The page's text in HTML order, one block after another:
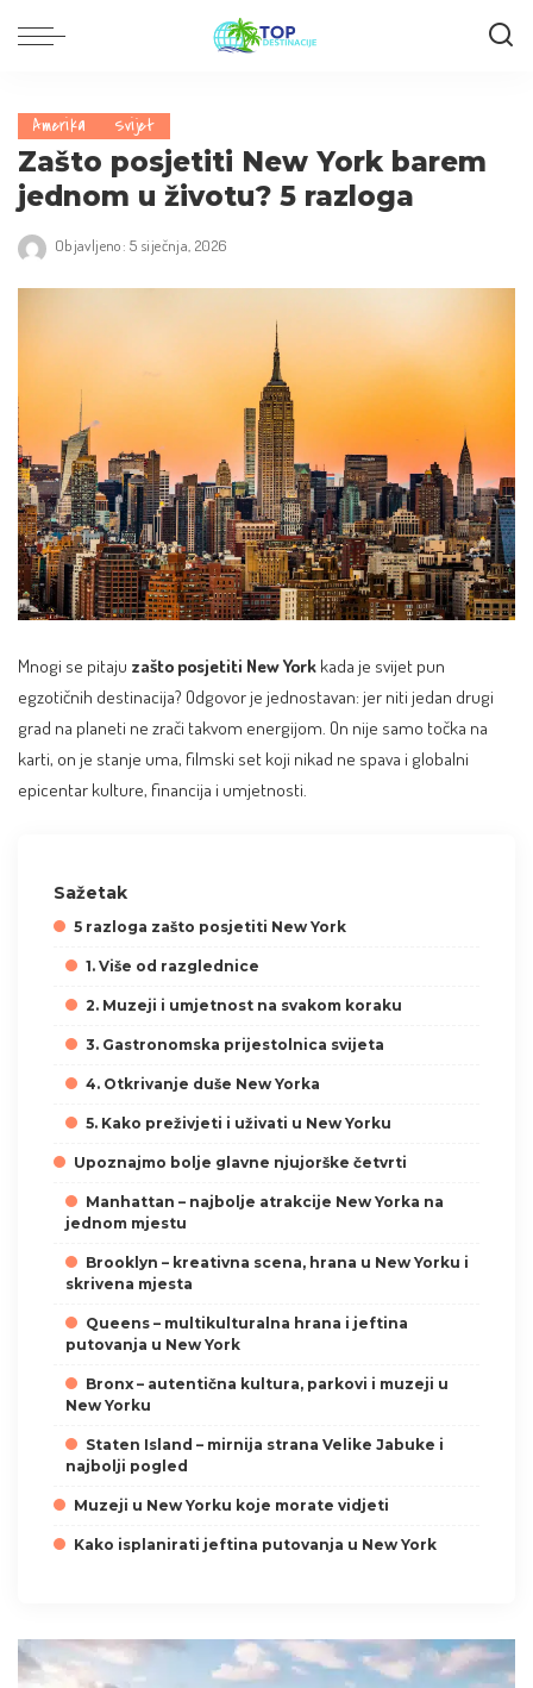
Amerika Svijet
Zašto posjetiti New York barem
jednom u životu? 5 razloga
Objavljeno: 5 siječnja, 2026
Mnogi se pitaju zašto posjetiti New York kada je svijet pun
egzotičnih destinacija? Odgovor je jednostavan: jer niti jedan drugi
grad na planeti ne zrači takvom energijom. On nije samo točka na
karti, on je stanje uma, filmski set koji nikad ne spava i globalni
epicentar kulture, financija i umjetnosti.
Sažetak
5 razloga zašto posjetiti New York
1. Više od razglednice
2. Muzeji i umjetnost na svakom koraku
3. Gastronomska prijestolnica svijeta
4. Otkrivanje duše New Yorka
5. Kako preživjeti i uživati u New Yorku
Upoznajmo bolje glavne njujorške četvrti
Manhattan – najbolje atrakcije New Yorka na
jednom mjestu
Brooklyn – kreativna scena, hrana u New Yorku i
skrivena mjesta
Queens – multikulturalna hrana i jeftina
putovanja u New York
Bronx – autentična kultura, parkovi i muzeji u
New Yorku
Staten Island – mirnija strana Velike Jabuke i
najbolji pogled
Muzeji u New Yorku koje morate vidjeti
Kako isplanirati jeftina putovanja u New York